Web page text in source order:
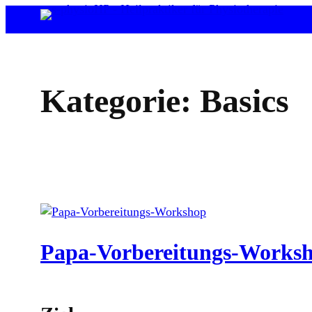
Inhalt
Kategorie: Basics
Papa-Vorbereitungs-